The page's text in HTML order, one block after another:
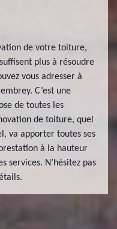
de votre toiture,
plus à résoudre
vous adresser à
C’est une
de toutes les
de toiture, quel
va apporter toutes ses
à la hauteur
services. N’hésitez pas